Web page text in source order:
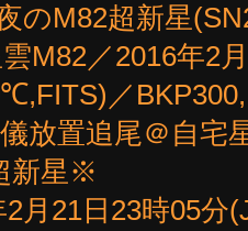
のM82超新星
雲M82／2016年2
／
放置追尾＠自宅
新星※
2月21日23時05